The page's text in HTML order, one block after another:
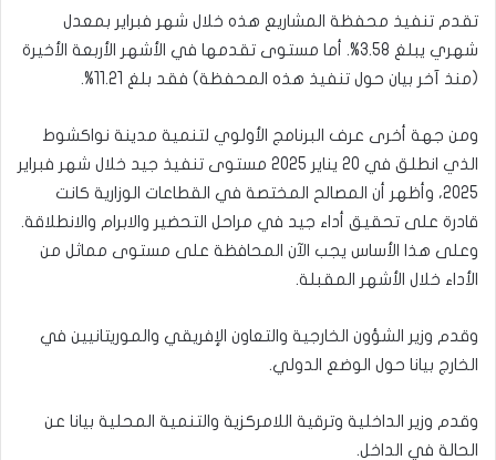
تقدم تنفيذ محفظة المشاريع هذه خلال شهر فبراير بمعدل
شهري يبلغ 3.58%. أما مستوى تقدمها في الأشهر الأربعة الأخيرة
(منذ آخر بيان حول تنفيذ هذه المحفظة) فقد بلغ 11.21%.
ومن جهة أخرى عرف البرنامج الأولوي لتنمية مدينة نواكشوط
الذي انطلق في 20 يناير 2025 مستوى تنفيذ جيد خلال شهر فبراير
2025، وأظهر أن المصالح المختصة في القطاعات الوزارية كانت
قادرة على تحقيق أداء جيد في مراحل التحضير والابرام والانطلاقة.
وعلى هذا الأساس يجب الآن المحافظة على مستوى مماثل من
الأداء خلال الأشهر المقبلة.
وقدم وزير الشؤون الخارجية والتعاون الإفريقي والموريتانيين في
الخارج بيانا حول الوضع الدولي.
وقدم وزير الداخلية وترقية اللامركزية والتنمية المحلية بيانا عن
الحالة في الداخل.